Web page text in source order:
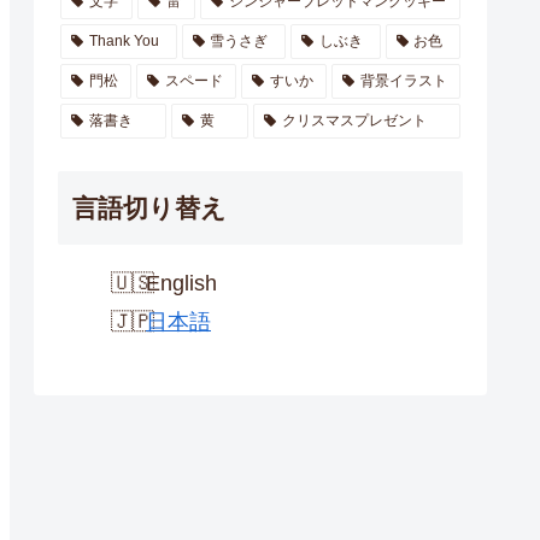
Thank You 雪うさぎ しぶき お色
門松 スペード すいか 背景イラスト
落書き 黄 クリスマスプレゼント
言語切り替え
English
日本語